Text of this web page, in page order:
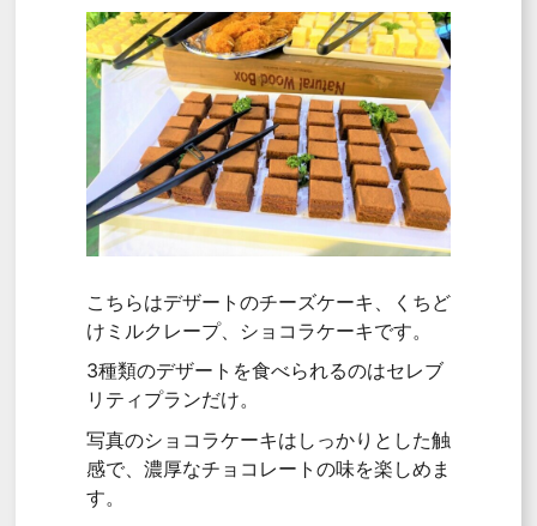
こちらはデザートのチーズケーキ、くちど
けミルクレープ、ショコラケーキです。
3種類のデザートを食べられるのはセレブ
リティプランだけ。
写真のショコラケーキはしっかりとした触
感で、濃厚なチョコレートの味を楽しめま
す。